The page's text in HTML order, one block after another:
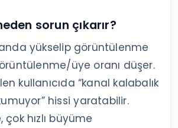
sorun çıkarır?
anda yükselip görüntülenme
üye oranı düşer.
kullanıcıda “kanal kalabalık
hissi yaratabilir.
çok hızlı büyüme